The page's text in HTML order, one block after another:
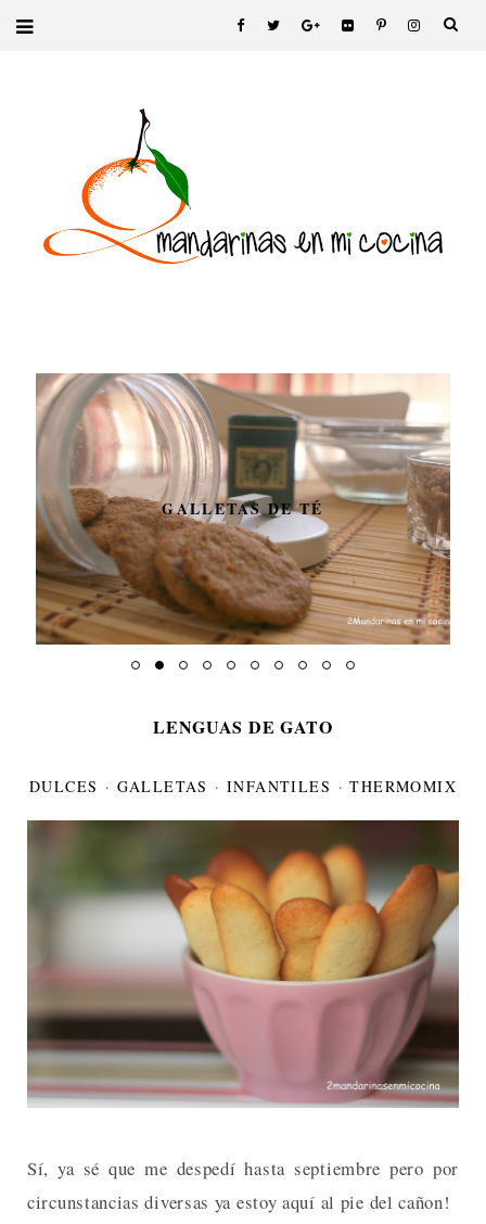
GALLETAS DE TÉ
LENGUAS DE GATO
DULCES · GALLETAS ·INFANTILES ·THERMOMIX
Sí, ya sé que me despedí hasta septiembre pero por
circunstancias diversas ya estoy aquí al pie del cañon!